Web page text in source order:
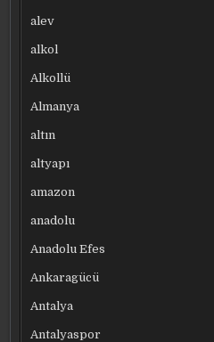
alev
alkol
Alkollü
Almanya
altın
altyapı
amazon
anadolu
Anadolu Efes
Ankaragücü
Antalya
Antalyaspor